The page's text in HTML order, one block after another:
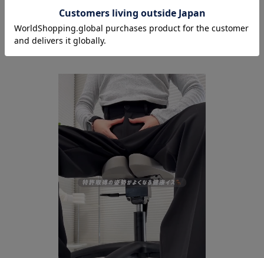
とアーユル・チェアーに座った時の集中度を比較